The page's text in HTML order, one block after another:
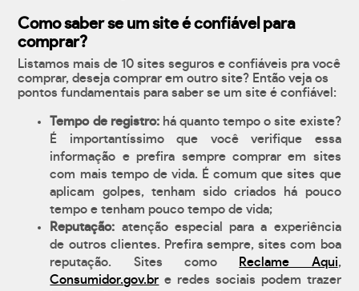
Como saber se um site é confiável para
comprar?
Listamos mais de 10 sites seguros e confiáveis pra você
comprar, deseja comprar em outro site? Então veja os
pontos fundamentais para saber se um site é confiável:
Tempo de registro:há quanto tempo o site existe?
É importantíssimo que você verifique essa
informação e prefira sempre comprar em sites
com mais tempo de vida. É comum que sites que
aplicam golpes, tenham sido criados há pouco
tempo e tenham pouco tempo de vida;
Reputação: atenção especial para a experiência
de outros clientes. Prefira sempre, sites com boa
reputação. Sites como
Reclame Aqui,
Consumidor.gov.br e redes sociais podem trazer